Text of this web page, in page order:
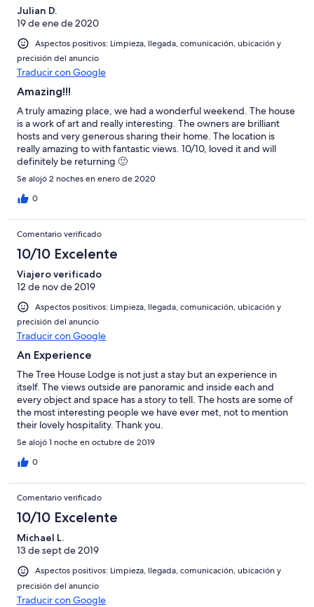
Mediocre
Julian D.
19 de ene de 2020
Aspectos positivos: Limpieza, llegada, comunicación, ubicación y
precisión del anuncio
Traducir con Google
Amazing!!!
A truly amazing place, we had a wonderful weekend. The house
is a work of art and really interesting. The owners are brilliant
hosts and very generous sharing their home. The location is
really amazing to with fantastic views. 10/10, loved it and will
definitely be returning 🙂
Se alojó 2 noches en enero de 2020
0
Comentario verificado
10/10 Excelente
Viajero verificado
12 de nov de 2019
Aspectos positivos: Limpieza, llegada, comunicación, ubicación y
precisión del anuncio
Traducir con Google
An Experience
The Tree House Lodge is not just a stay but an experience in
itself. The views outside are panoramic and inside each and
every object and space has a story to tell. The hosts are some of
the most interesting people we have ever met, not to mention
their lovely hospitality. Thank you.
Se alojó 1 noche en octubre de 2019
0
Comentario verificado
10/10 Excelente
Michael L.
13 de sept de 2019
Aspectos positivos: Limpieza, llegada, comunicación, ubicación y
precisión del anuncio
Traducir con Google